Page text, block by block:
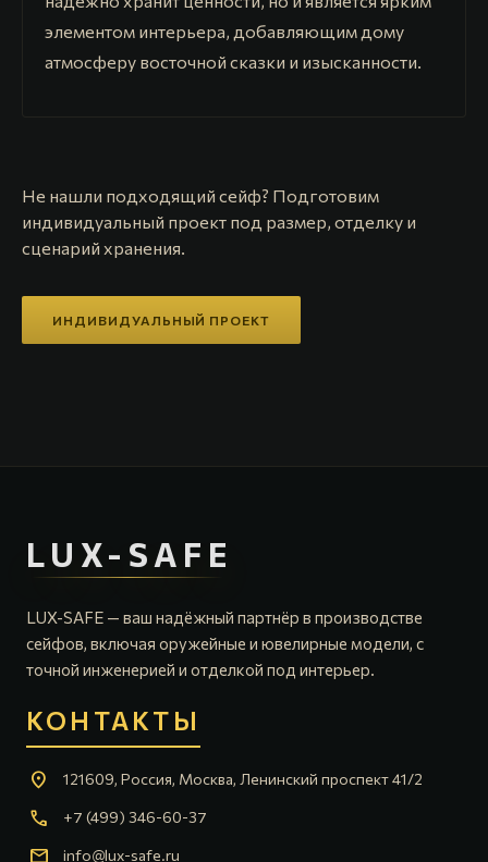
элементом интерьера, добавляющим дому
атмосферу восточной сказки и изысканности.
Не нашли подходящий сейф? Подготовим
индивидуальный проект под размер, отделку и
сценарий хранения.
ИНДИВИДУАЛЬНЫЙ ПРОЕКТ
LUX-SAFE
LUX-SAFE — ваш надёжный партнёр в производстве
сейфов, включая оружейные и ювелирные модели, с
точной инженерией и отделкой под интерьер.
КОНТАКТЫ
location_on 121609, Россия, Москва, Ленинский проспект 41/2
call +7 (499) 346-60-37
mail info@lux-safe.ru